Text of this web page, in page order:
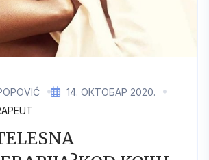
14. ОКТОБАР 2020.